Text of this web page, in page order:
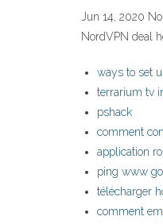
Jun 14, 2020
NordVPN deal
ways to set
terrarium tv
pshack
comment
application
ping www
télécharger
comment